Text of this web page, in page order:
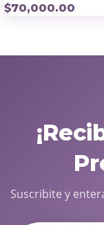
$70,000.00
Suscribite y